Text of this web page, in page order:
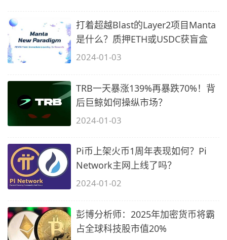
打着超越Blast的Layer2项目Manta
是什么？质押ETH或USDC获盲盒
2024-01-03
TRB一天暴涨139%再暴跌70%！背
后巨鲸如何操纵市场？
2024-01-03
Pi币上架火币1周年表现如何？Pi
Network主网上线了吗？
2024-01-02
彭博分析师：2025年加密货币将霸
占全球科技股市值20%